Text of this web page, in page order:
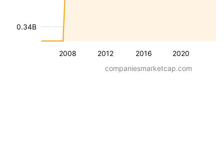
2008 2012 2016 2020
0.34B
companiesmarketcap.com